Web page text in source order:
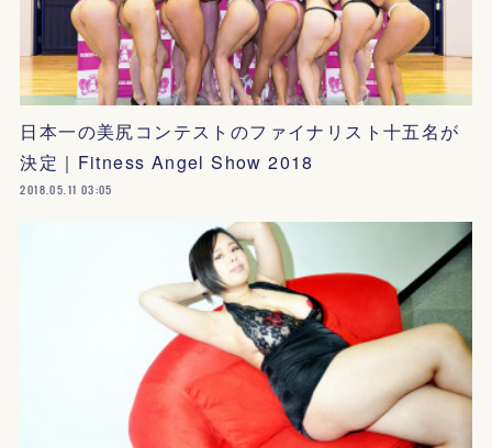
日本一の美尻コンテストのファイナリスト十五名が
決定｜Fitness Angel Show 2018
2018.05.11 03:05